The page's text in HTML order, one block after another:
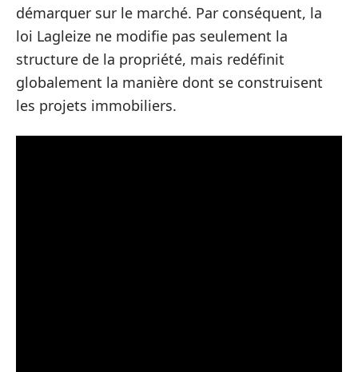
démarquer sur le marché. Par conséquent, la
loi Lagleize ne modifie pas seulement la
structure de la propriété, mais redéfinit
globalement la manière dont se construisent
les projets immobiliers.